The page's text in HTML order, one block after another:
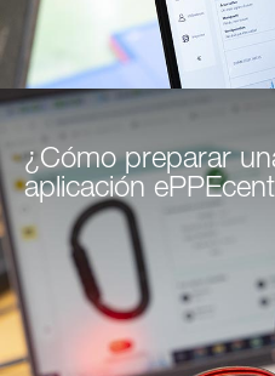
¿Cómo preparar
aplicación